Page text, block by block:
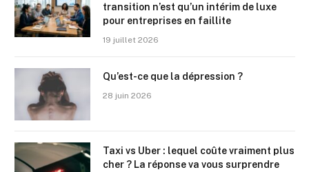
transition n’est qu’un intérim de luxe
pour entreprises en faillite
19 juillet 2026
Qu’est-ce que la dépression ?
28 juin 2026
Taxi vs Uber : lequel coûte vraiment plus
cher ? La réponse va vous surprendre